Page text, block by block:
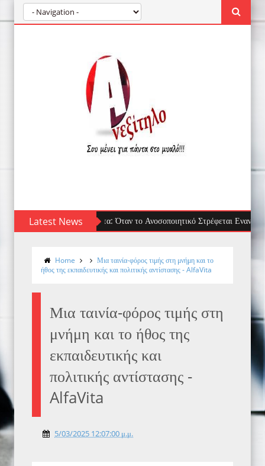
Latest News Τσίμπημα μέδουσας: πρώτες βοήθειες,
Home
Μια ταινία-φόρος τιμής στη μνήμη και το
ήθος της εκπαιδευτικής και πολιτικής αντίστασης - AlfaVita
Μια ταινία-φόρος τιμής στη
μνήμη και το ήθος της
εκπαιδευτικής και
πολιτικής αντίστασης -
AlfaVita
5/03/2025 12:07:00 μ.μ.